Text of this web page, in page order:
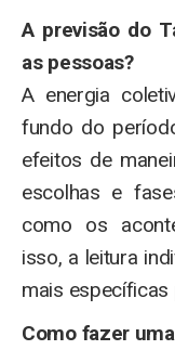
A previsão do
as pessoas?
A energia
fundo do
efeitos de
escolhas e
como os
isso, a leitura
mais específicas
Como fazer